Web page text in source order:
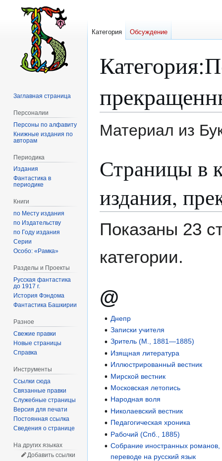
Категория:
Материал из
к
навигации
к
поиску
Страницы в
издания,
Показаны 23
категории.
@
Днепр
Записки учителя
Зритель (М., 1881—1885)
Изящная литература
Иллюстрированный вестник
Мирской вестник
Московская летопись
Народная воля
Николаевский вестник
Педагогическая хроника
Рабочий (Спб., 1885)
Собрание иностранных романов,
переводе на русский язык
Категория Обсуждение
Заглавная страница
Персоналии
Персоны по алфавиту
Книжные издания по
авторам
Периодика
Издания
Фантастика в
периодике
Книги
по Месту издания
по Издательству
по Году издания
Серии
Особо: «Рамка»
Разделы и Проекты
Русская фантастика
до 1917 г.
История Фэндома
Фантастика Башкирии
Разное
Свежие правки
Новые страницы
Справка
Инструменты
Ссылки сюда
Связанные правки
Служебные страницы
Версия для печати
Постоянная ссылка
Сведения о странице
На других языках
Добавить ссылки